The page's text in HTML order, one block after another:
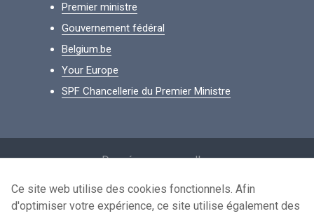
Premier ministre
Gouvernement fédéral
Belgium.be
Your Europe
SPF Chancellerie du Premier Ministre
Données personnelles
Conditions de réutilisation
Contactez-nous
Ce site web utilise des cookies fonctionnels. Afin
d'optimiser votre expérience, ce site utilise également des